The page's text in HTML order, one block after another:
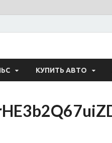
—
КУПИТЬ АВТО